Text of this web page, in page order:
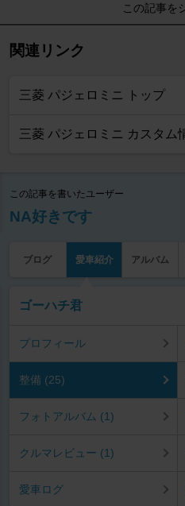
この記事を
関連リンク
三菱 パジェロミニ トップ
三菱 パジェロミニ カスタム
この記事を書いたユーザー
NA好きです
ブログ 愛車紹介 アルバム
ゴーハチ君
プロフィール
整備 (25)
フォトアルバム (1)
クルマレビュー (1)
愛車ログ